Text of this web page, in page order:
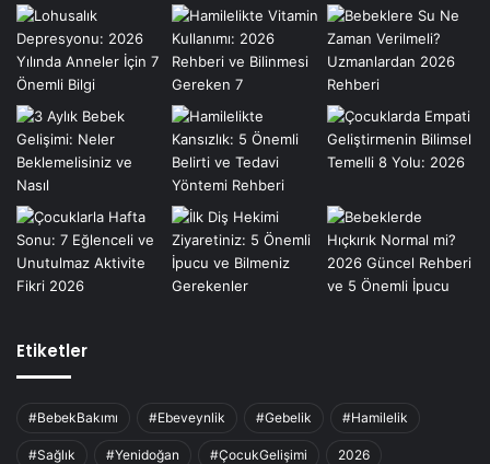
Etiketler
#BebekBakımı #Ebeveynlik #Gebelik #Hamilelik
#Sağlık #Yenidoğan #ÇocukGelişimi 2026